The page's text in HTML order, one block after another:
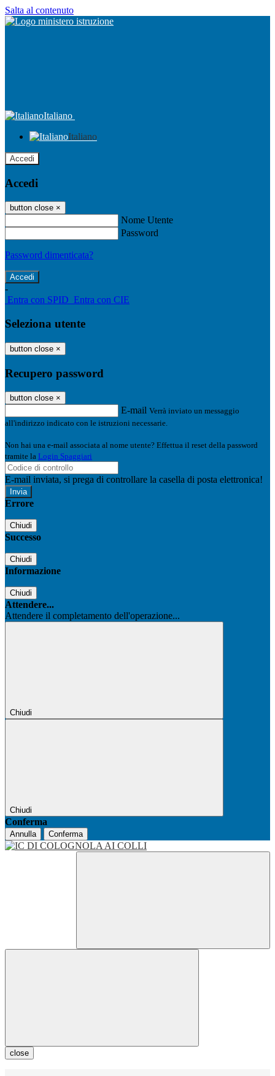
Salta al contenuto
Italiano
Italiano
Accedi
Accedi
button close ×
Nome Utente
Password
Password dimenticata?
-
Entra con SPID Entra con CIE
Seleziona utente
button close ×
Recupero password
button close ×
E-mail Verrà inviato un messaggio
all'indirizzo indicato con le istruzioni necessarie.
Non hai una e-mail associata al nome utente? Effettua il reset della password
tramite la Login Spaggiari
E-mail inviata, si prega di controllare la casella di posta elettronica!
Errore
Chiudi
Successo
Chiudi
Informazione
Chiudi
Attendere...
Attendere il completamento dell'operazione...
Chiudi
Chiudi
Conferma
Annulla Conferma
close